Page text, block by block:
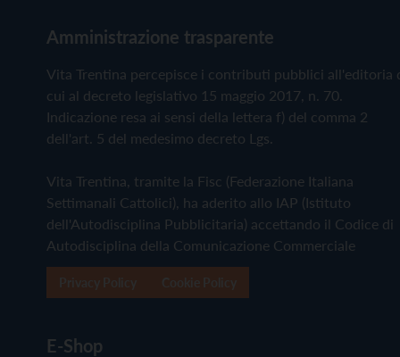
Amministrazione trasparente
Vita Trentina percepisce i contributi pubblici all'editoria
cui al decreto legislativo 15 maggio 2017, n. 70.
Indicazione resa ai sensi della lettera f) del comma 2
dell'art. 5 del medesimo decreto Lgs.
Vita Trentina, tramite la Fisc (Federazione Italiana
Settimanali Cattolici), ha aderito allo IAP (Istituto
dell'Autodisciplina Pubblicitaria) accettando il Codice di
Autodisciplina della Comunicazione Commerciale
E-Shop